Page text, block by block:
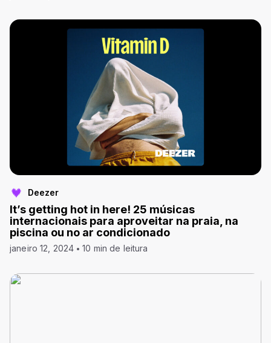
Deezer
It’s getting hot in here! 25 músicas
internacionais para aproveitar na praia, na
piscina ou no ar condicionado
janeiro 12, 2024 10 min de leitura